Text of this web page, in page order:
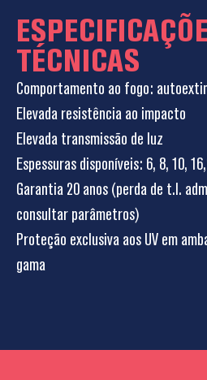
TÉCNICAS
Comportamento ao fogo:
Elevada resistência ao impacto
Elevada transmissão de luz
Espessuras disponíveis: 6, 8, 10,
Garantia 20 anos (perda de t.l.
consultar parâmetros)
Proteção exclusiva aos UV em
gama